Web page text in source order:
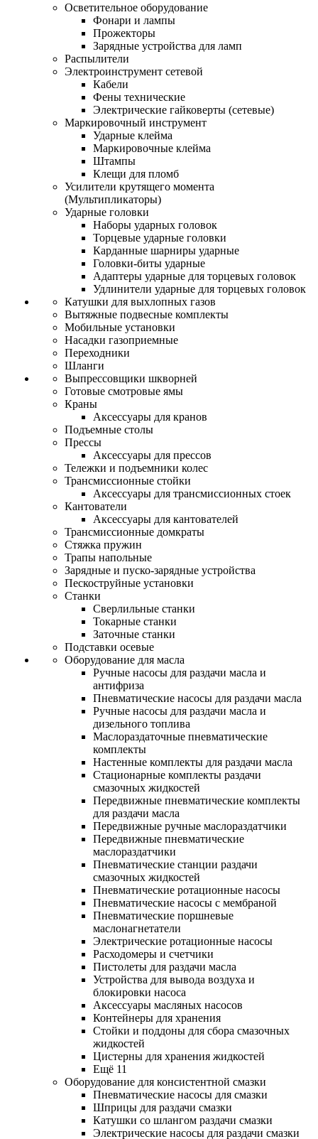
Осветительное оборудование
Фонари и лампы
Прожекторы
Зарядные устройства для ламп
Распылители
Электроинструмент сетевой
Кабели
Фены технические
Электрические гайковерты (сетевые)
Маркировочный инструмент
Ударные клейма
Маркировочные клейма
Штампы
Клещи для пломб
Усилители крутящего момента
(Мультипликаторы)
Ударные головки
Наборы ударных головок
Торцевые ударные головки
Карданные шарниры ударные
Головки-биты ударные
Адаптеры ударные для торцевых головок
Удлинители ударные для торцевых головок
Катушки для выхлопных газов
Вытяжные подвесные комплекты
Мобильные установки
Насадки газоприемные
Переходники
Шланги
Выпрессовщики шкворней
Готовые смотровые ямы
Краны
Аксессуары для кранов
Подъемные столы
Прессы
Аксессуары для прессов
Тележки и подъемники колес
Трансмиссионные стойки
Аксессуары для трансмиссионных стоек
Кантователи
Аксессуары для кантователей
Трансмиссионные домкраты
Стяжка пружин
Трапы напольные
Зарядные и пуско-зарядные устройства
Пескоструйные установки
Станки
Сверлильные станки
Токарные станки
Заточные станки
Подставки осевые
Оборудование для масла
Ручные насосы для раздачи масла и
антифриза
Пневматические насосы для раздачи масла
Ручные насосы для раздачи масла и
дизельного топлива
Маслораздаточные пневматические
комплекты
Настенные комплекты для раздачи масла
Стационарные комплекты раздачи
смазочных жидкостей
Передвижные пневматические комплекты
для раздачи масла
Передвижные ручные маслораздатчики
Передвижные пневматические
маслораздатчики
Пневматические станции раздачи
смазочных жидкостей
Пневматические ротационные насосы
Пневматические насосы с мембраной
Пневматические поршневые
маслонагнетатели
Электрические ротационные насосы
Расходомеры и счетчики
Пистолеты для раздачи масла
Устройства для вывода воздуха и
блокировки насоса
Аксессуары масляных насосов
Контейнеры для хранения
Стойки и поддоны для сбора смазочных
жидкостей
Цистерны для хранения жидкостей
Ещё 11
Оборудование для консистентной смазки
Пневматические насосы для смазки
Шприцы для раздачи смазки
Катушки со шлангом раздачи смазки
Электрические насосы для раздачи смазки